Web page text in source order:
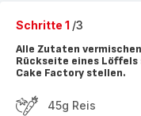
Schritte 1 /3
Alle Zutaten
Rückseite eines Löffels
Cake Factory stellen.
45g Reis